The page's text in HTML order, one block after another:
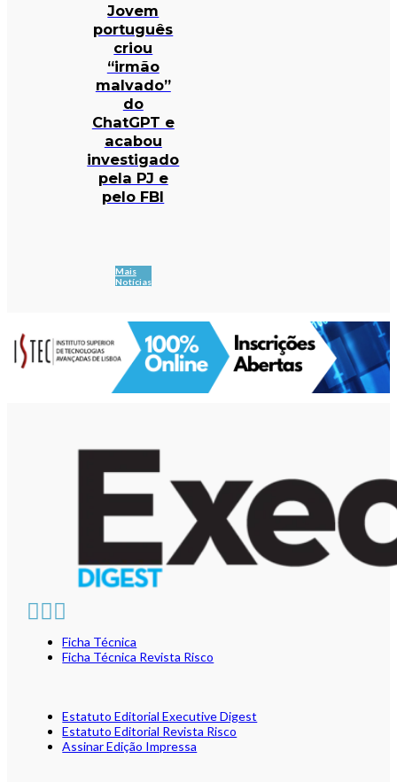
Jovem
português
criou
“irmão
malvado”
do
ChatGPT e
acabou
investigado
pela PJ e
pelo FBI
Mais
Notícias
Ficha Técnica
Ficha Técnica Revista Risco
Estatuto Editorial Executive Digest
Estatuto Editorial Revista Risco
Assinar Edição Impressa